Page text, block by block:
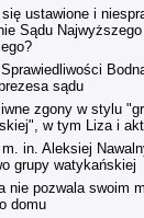
ustawione i
Sądu
prezesa sądu
zgony w stylu
w tym Liza i
in. Aleksiej
grupy watykańskiej
nie pozwala swoim
domu